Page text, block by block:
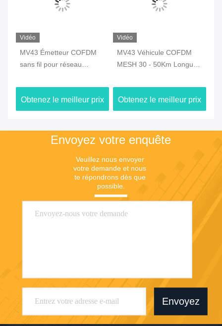
Vidéo
MV43 Émetteur COFDM
sans fil pour réseau
sur véhicule
Obtenez le meilleur prix
Vidéo
MV43 Véhicule COFDM
MESH 30 - 50Km Longue
sans fil Radio haut débit
Obtenez le meilleur prix
Envoyez votre enquête
Veuillez nous envoyer
votre demande et nous
te répondrons dès que
possible.
Envoyez